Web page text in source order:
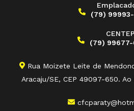
(79) 99993-
CENTEP
(79)
Rua Moizete Leite de
Aracaju/SE, CEP 49097-650.